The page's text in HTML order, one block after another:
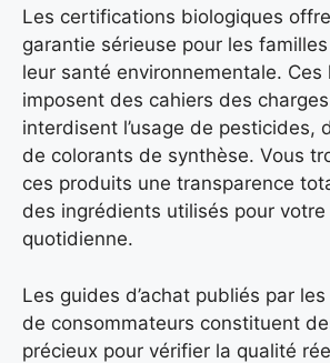
Les certifications biologiques
garantie sérieuse pour les
leur santé environnementale. Ces
imposent des cahiers des
interdisent l’usage de pesticides,
de colorants de synthèse. Vous
ces produits une transparence
des ingrédients utilisés pour votre
quotidienne.
Les guides d’achat publiés par
de consommateurs constituent
précieux pour vérifier la qualité